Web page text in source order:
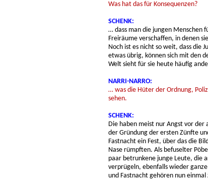
Was hat das für Konsequenzen?
SCHENK:
… dass man die jungen Menschen
Freiräume verschaffen, in denen
Noch ist es nicht so weit, dass die
etwas übrig, können sich mit den
Welt sieht für sie heute häufig
NARRI-NARRO:
… was die Hüter der Ordnung,
sehen.
SCHENK:
Die haben meist nur Angst vor der
der Gründung der ersten Zünfte
Fastnacht ein Fest, über das die
Nase rümpften. Als befuselter
paar betrunkene junge Leute, die
verprügeln, ebenfalls wieder
und Fastnacht gehören nun